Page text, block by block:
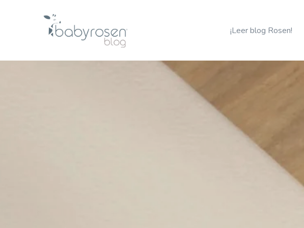
¡Leer blog Rosen!
Te estábamos esperando
El blog de cuidado, inspiración y momentos especiales para tu